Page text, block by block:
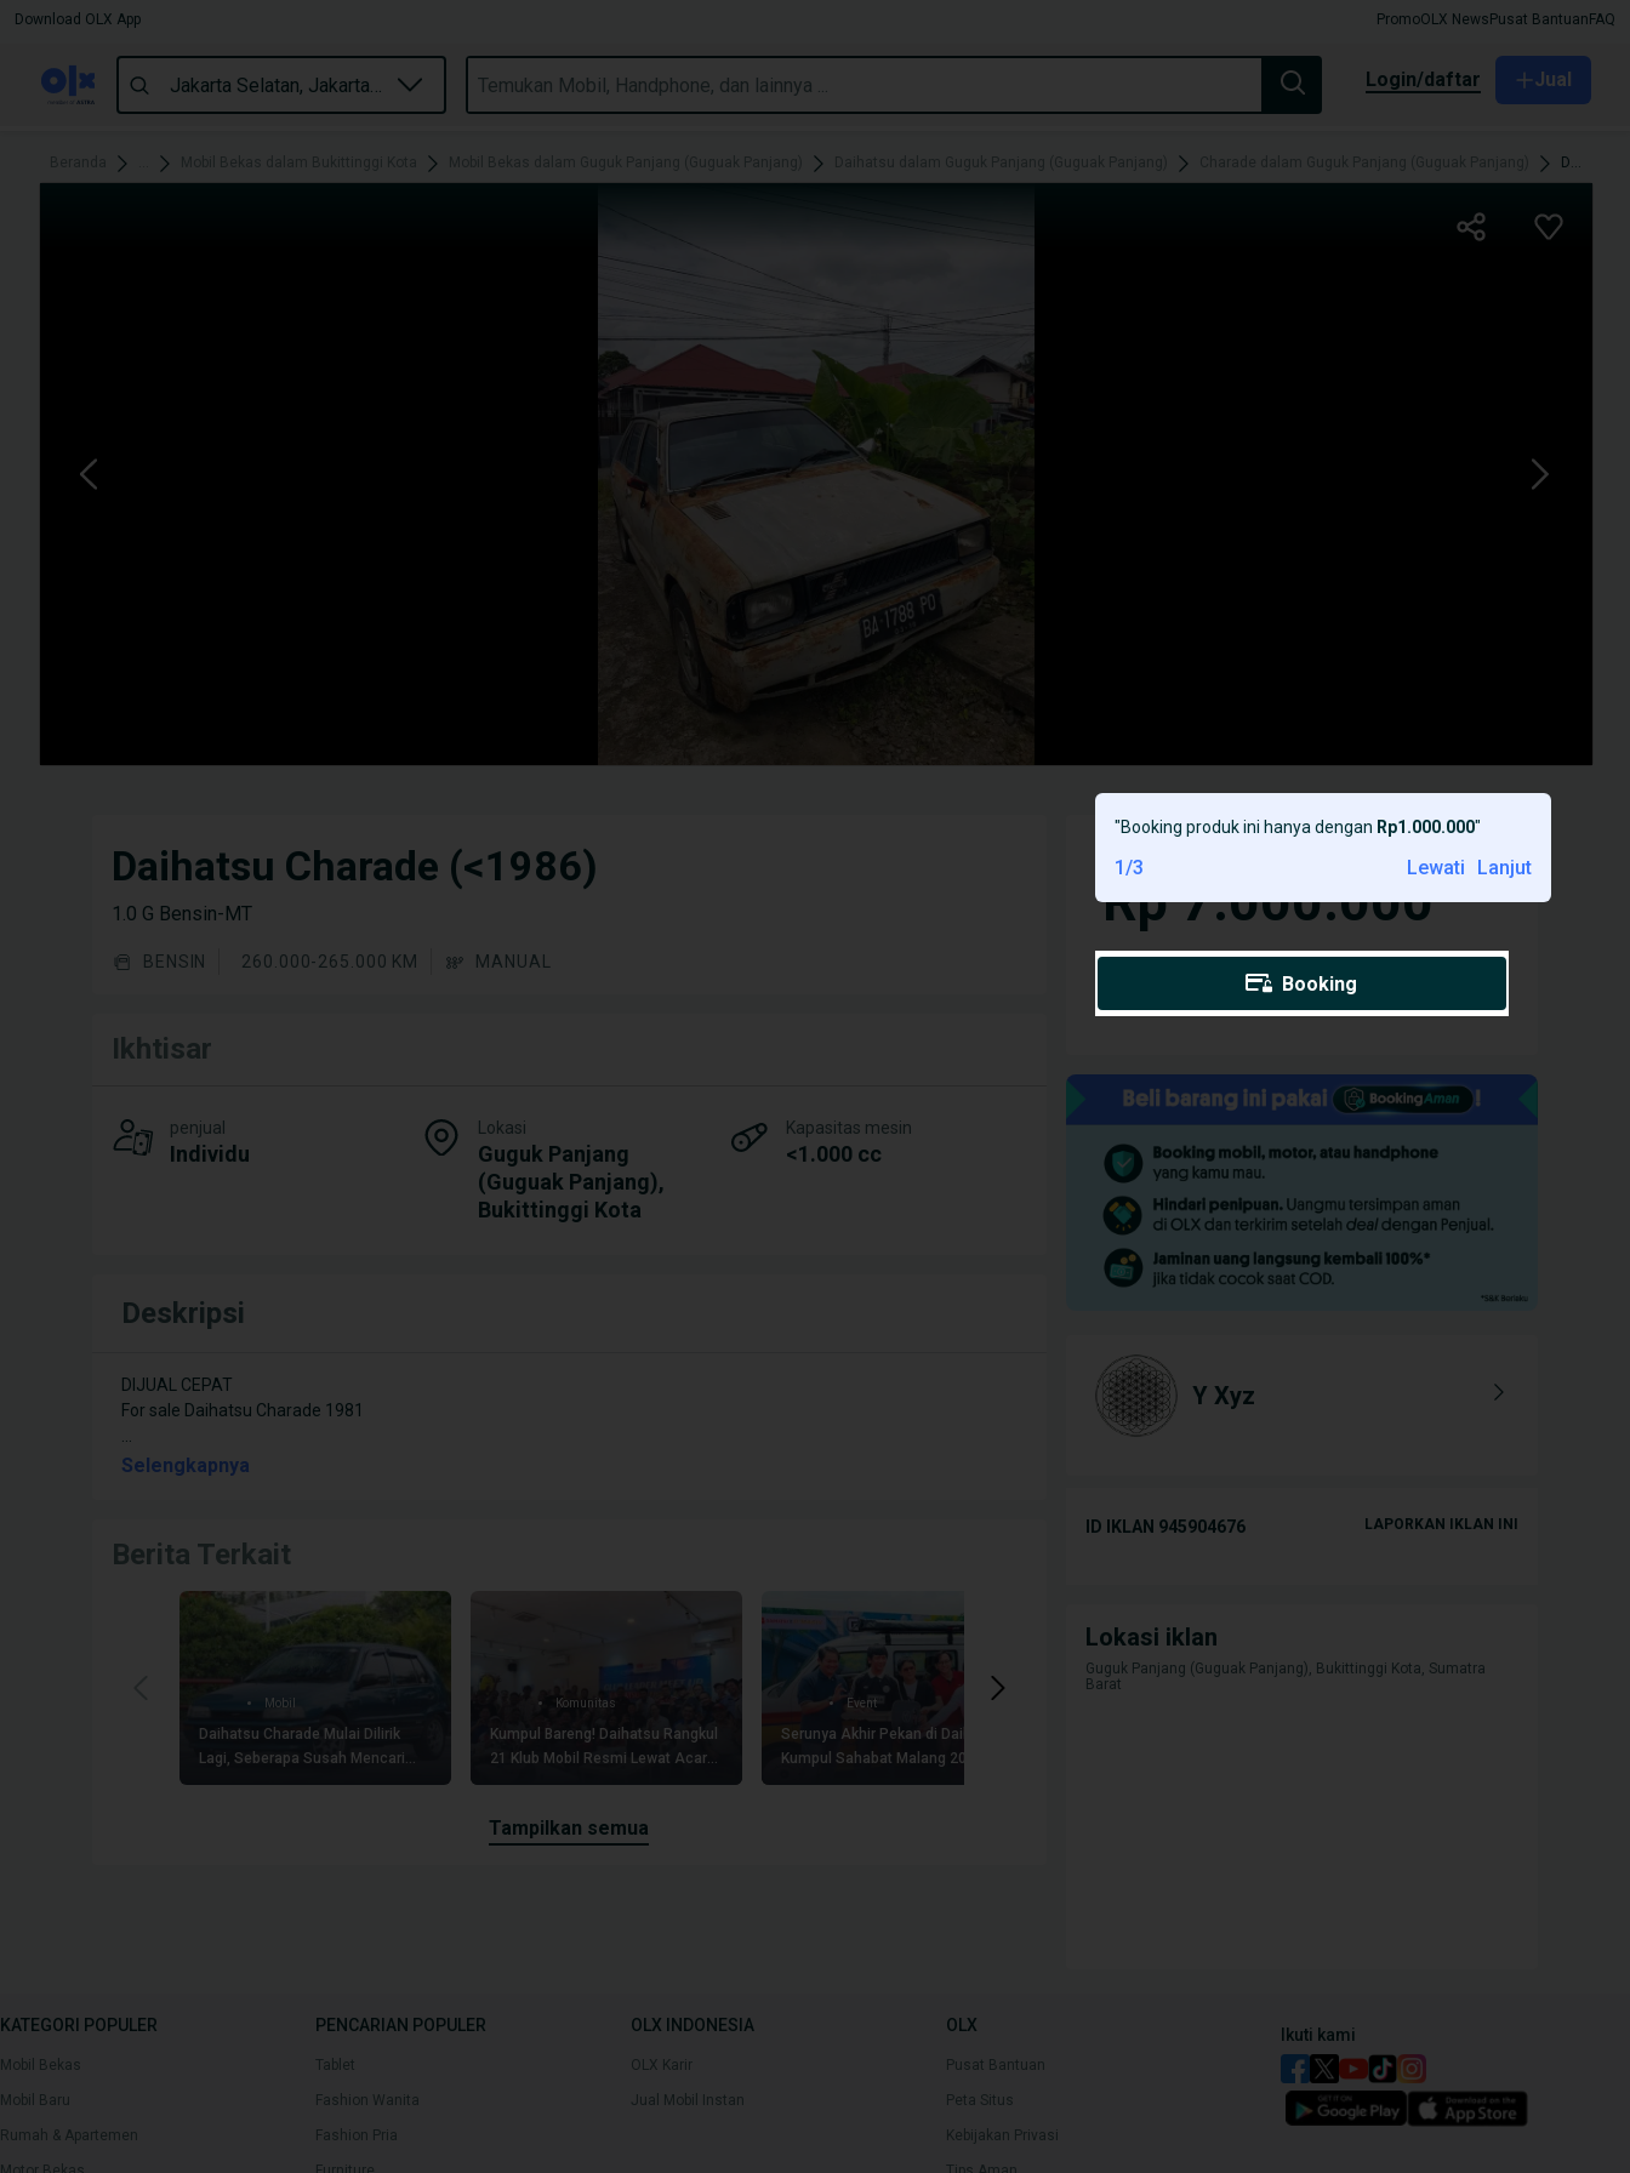
Download OLX App PromoOLX News Pusat Bantuan FAQ
login/daftar Jual
Dijual Daihatsu Charade
Daihatsu Charade (<1986)
1.0 G Bensin-MT
BENSIN 260.000-265.000 KM MANUAL
Ikhtisar
penjual
Individu
Lokasi
Guguk Panjang
(Guguak Panjang),
Bukittinggi Kota
Kapasitas mesin
<1.000 cc
Deskripsi
DIJUAL CEPAT
Selengkapnya
Berita Terkait
Mobil
Daihatsu Charade Mulai Dilirik
Lagi, Seberapa Susah Mencari
Suku Cadang Orisinalnya?
Komunitas
Kumpul Bareng! Daihatsu Rangkul
21 Klub Mobil Resmi Lewat Acara
Club Leader Meet Up 2026
Event
Serunya Akhir Pekan di Daihatsu
Kumpul Sahabat Malang 2025
tampilkan semua
Rp 7.000.000
"Booking produk ini hanya dengan Rp1.000.000"
1/3 Lewati Lanjut
Booking
Y Xyz
ID IKLAN 945904676 LAPORKAN IKLAN INI
Lokasi iklan
Guguk Panjang (Guguak Panjang), Bukittinggi Kota, Sumatra
Barat
KATEGORI POPULER
Mobil Bekas
Mobil Baru
Rumah & Apartemen
PENCARIAN POPULER
Tablet
Fashion Wanita
Fashion Pria
OLX INDONESIA
OLX Karir
Jual Mobil Instan
OLX
Pusat Bantuan
Peta Situs
Kebijakan Privasi
Ikuti kami